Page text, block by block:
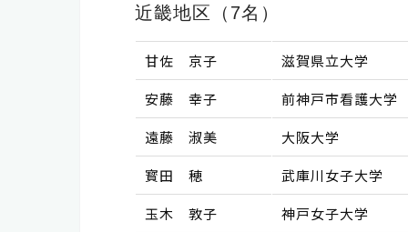
近畿地区（7名）
甘佐 京子
滋賀県立大学
安藤 幸子
前神戸市看護大学
遠藤 淑美
大阪大学
寳田 穂
武庫川女子大学
玉木 敦子
神戸女子大学